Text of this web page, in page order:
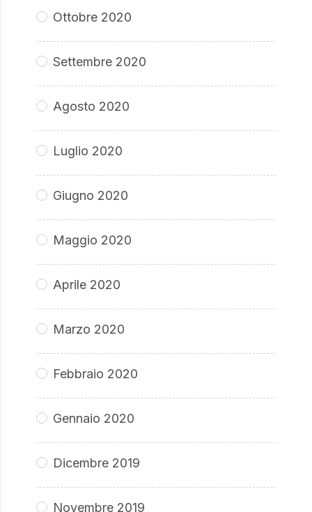
Ottobre 2020
Settembre 2020
Agosto 2020
Luglio 2020
Giugno 2020
Maggio 2020
Aprile 2020
Marzo 2020
Febbraio 2020
Gennaio 2020
Dicembre 2019
Novembre 2019